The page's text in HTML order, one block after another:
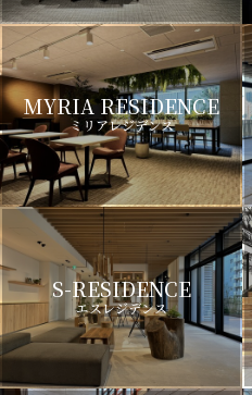
MYRIA RESIDENCE
ミリアレジデンス
S-RESIDENCE
エスレジデンス